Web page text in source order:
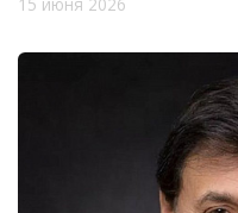
15 июня 2026